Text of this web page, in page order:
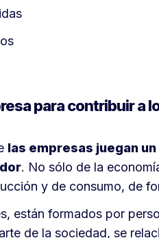
para contribuir a
las empresas juegan
. No sólo de la
y de consumo, de
están formados por
de la sociedad, se